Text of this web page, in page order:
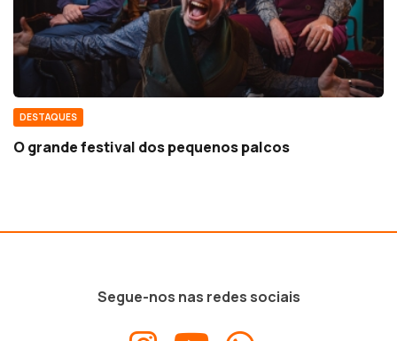
DESTAQUES
O grande festival dos pequenos palcos
Segue-nos nas redes sociais